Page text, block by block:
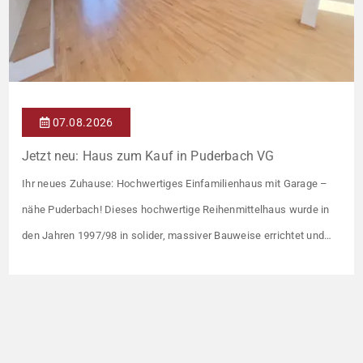
07.08.2026
Jetzt neu: Haus zum Kauf in Puderbach VG
Ihr neues Zuhause: Hochwertiges Einfamilienhaus mit Garage –
nähe Puderbach! Dieses hochwertige Reihenmittelhaus wurde in
den Jahren 1997/98 in solider, massiver Bauweise errichtet und